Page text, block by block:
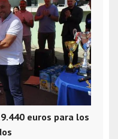
euros para los